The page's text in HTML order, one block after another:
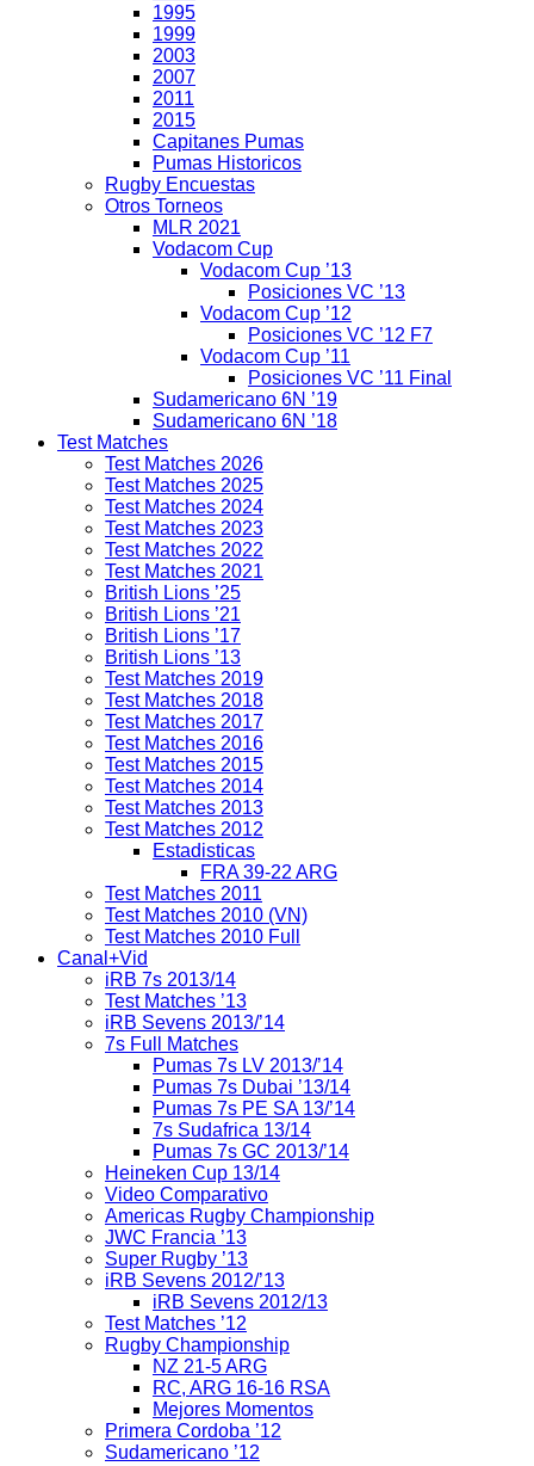
1995
1999
2003
2007
2011
2015
Capitanes Pumas
Pumas Historicos
Rugby Encuestas
Otros Torneos
MLR 2021
Vodacom Cup
Vodacom Cup ’13
Posiciones VC ’13
Vodacom Cup ’12
Posiciones VC ’12 F7
Vodacom Cup ’11
Posiciones VC ’11 Final
Sudamericano 6N ’19
Sudamericano 6N ’18
Test Matches
Test Matches 2026
Test Matches 2025
Test Matches 2024
Test Matches 2023
Test Matches 2022
Test Matches 2021
British Lions ’25
British Lions ’21
British Lions ’17
British Lions ’13
Test Matches 2019
Test Matches 2018
Test Matches 2017
Test Matches 2016
Test Matches 2015
Test Matches 2014
Test Matches 2013
Test Matches 2012
Estadisticas
FRA 39-22 ARG
Test Matches 2011
Test Matches 2010 (VN)
Test Matches 2010 Full
Canal+Vid
iRB 7s 2013/14
Test Matches ’13
iRB Sevens 2013/’14
7s Full Matches
Pumas 7s LV 2013/’14
Pumas 7s Dubai ’13/14
Pumas 7s PE SA 13/’14
7s Sudafrica 13/14
Pumas 7s GC 2013/’14
Heineken Cup 13/14
Video Comparativo
Americas Rugby Championship
JWC Francia ’13
Super Rugby ’13
iRB Sevens 2012/’13
iRB Sevens 2012/13
Test Matches ’12
Rugby Championship
NZ 21-5 ARG
RC, ARG 16-16 RSA
Mejores Momentos
Primera Cordoba ’12
Sudamericano ’12